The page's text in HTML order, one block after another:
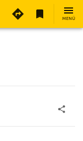
MENÜ